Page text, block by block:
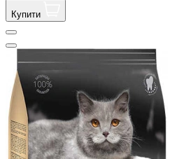
Купити